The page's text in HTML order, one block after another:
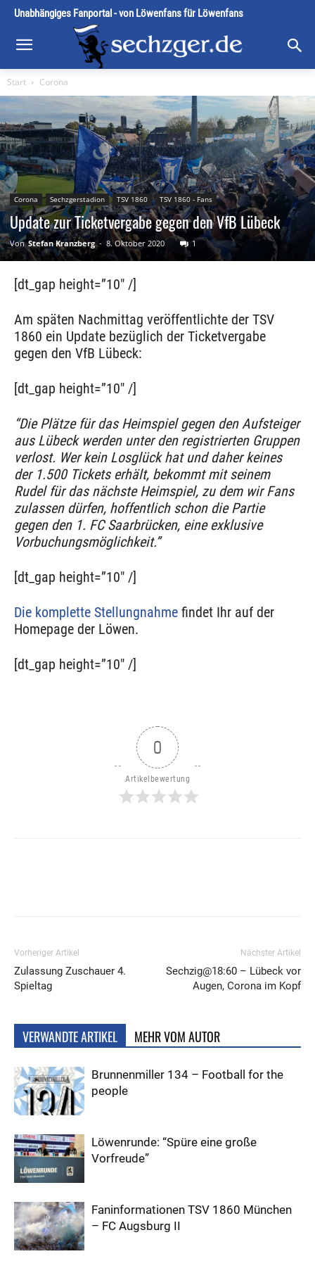
Unabhängiges Fanportal - von Löwenfans für Löwenfans
Start Corona
Corona Sechzgerstadion TSV 1860 TSV 1860 - Fans
Update zur Ticketvergabe gegen den VfB Lübeck
Von Stefan Kranzberg - 8. Oktober 2020 1
[dt_gap height=”10″ /]
Am späten Nachmittag veröffentlichte der TSV
1860 ein Update bezüglich der Ticketvergabe
gegen den VfB Lübeck:
[dt_gap height=”10″ /]
“Die Plätze für das Heimspiel gegen den Aufsteiger
aus Lübeck werden unter den registrierten Gruppen
verlost. Wer kein Losglück hat und daher keines
der 1.500 Tickets erhält, bekommt mit seinem
Rudel für das nächste Heimspiel, zu dem wir Fans
zulassen dürfen, hoffentlich schon die Partie
gegen den 1. FC Saarbrücken, eine exklusive
Vorbuchungsmöglichkeit.”
[dt_gap height=”10″ /]
Die komplette Stellungnahme findet Ihr auf der
Homepage der Löwen.
[dt_gap height=”10″ /]
0
Artikelbewertung
Vorheriger Artikel
Zulassung Zuschauer 4.
Spieltag
Nächster Artikel
Sechzig@18:60 – Lübeck vor
Augen, Corona im Kopf
VERWANDTE ARTIKEL MEHR VOM AUTOR
Brunnenmiller 134 – Football for the
people
Löwenrunde: “Spüre eine große
Vorfreude”
Faninformationen TSV 1860 München
– FC Augsburg II